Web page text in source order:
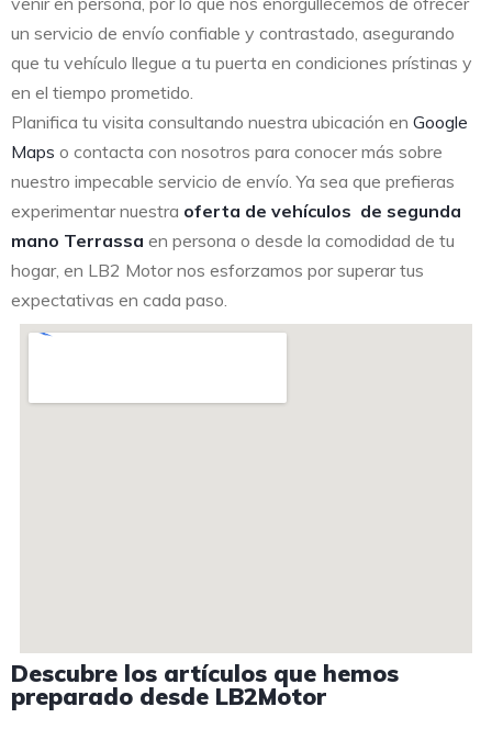
un servicio de envío confiable y contrastado, asegurando
que tu vehículo llegue a tu puerta en condiciones prístinas y
en el tiempo prometido.
Planifica tu visita consultando nuestra ubicación en Google
Maps o contacta con nosotros para conocer más sobre
nuestro impecable servicio de envío. Ya sea que prefieras
experimentar nuestra oferta de vehículos de segunda
mano Terrassa en persona o desde la comodidad de tu
hogar, en LB2 Motor nos esforzamos por superar tus
expectativas en cada paso.
Descubre los artículos que hemos
preparado desde LB2Motor